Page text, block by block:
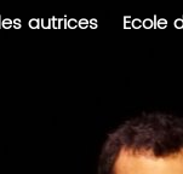
autrices Ecole